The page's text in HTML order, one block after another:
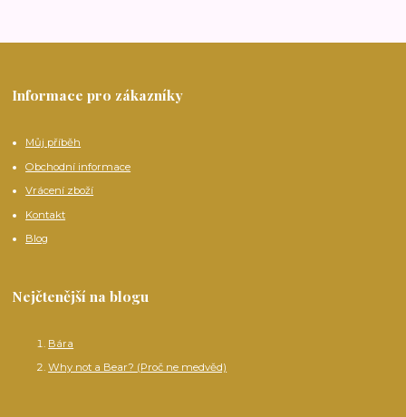
Informace pro zákazníky
Můj příběh
Obchodní informace
Vrácení zboží
Kontakt
Blog
Nejčtenější na blogu
Bára
Why not a Bear? (Proč ne medvěd)